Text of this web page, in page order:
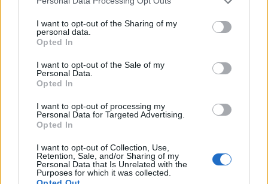
not limited to your visit or usage behaviour. You may click to
grant or deny consent to Google and its third-party tags to
use your data for below specified purposes in below Google
consent section.
I want to opt-out of the Sharing of my
personal data.
Opted In
I want to opt-out of the Sale of my
Personal Data.
Opted In
I want to opt-out of processing my
Personal Data for Targeted Advertising.
Opted In
I want to opt-out of Collection, Use,
Retention, Sale, and/or Sharing of my
Personal Data that Is Unrelated with the
Purposes for which it was collected.
Continua a leggere